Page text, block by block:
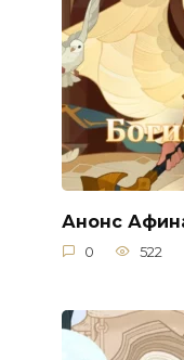
Анонс
0 522